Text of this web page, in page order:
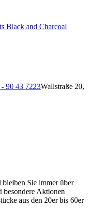
Black and Charcoal
90 43 7223Wallstraße 20,
Sie immer über
besondere Aktionen
aus den 20er bis 60er